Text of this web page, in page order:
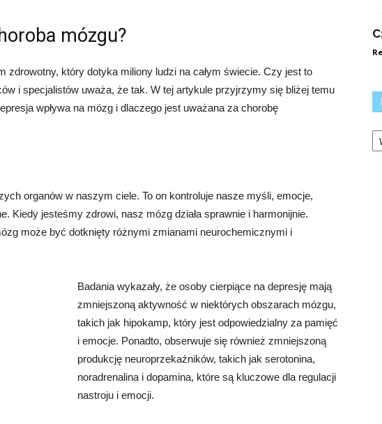
mózgu?
zdrowotny, który dotyka miliony ludzi na całym świecie. Czy jest to
i specjalistów uważa, że tak. W tej artykule przyjrzymy się bliżej temu
wpływa na mózg i dlaczego jest uważana za chorobę
organów w naszym ciele. To on kontroluje nasze myśli, emocje,
Kiedy jesteśmy zdrowi, nasz mózg działa sprawnie i harmonijnie.
może być dotknięty różnymi zmianami neurochemicznymi i
Badania wykazały, że osoby cierpiące na depresję mają
zmniejszoną aktywność w niektórych obszarach mózgu,
takich jak hipokamp, który jest odpowiedzialny za pamięć
i emocje. Ponadto, obserwuje się również zmniejszoną
produkcję neuroprzekaźników, takich jak serotonina,
noradrenalina i dopamina, które są kluczowe dla regulacji
nastroju i emocji.